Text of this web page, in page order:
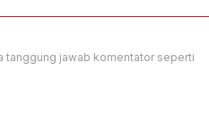
tanggung jawab komentator seperti